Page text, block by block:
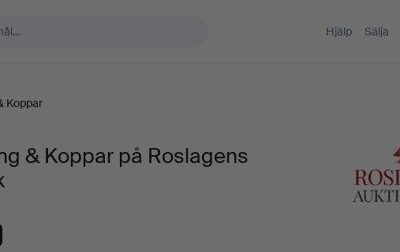
Hjälp Sälja
Koppar
& Koppar på Roslagens